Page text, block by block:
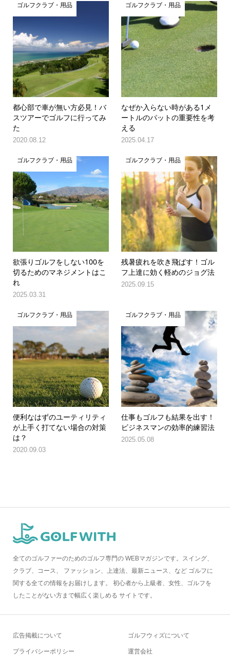
ゴルフクラブ・用品
都心部で車が無い方必見！バ
スツアーでゴルフに行ってみ
た
2020.08.12
ゴルフクラブ・用品
なぜか入らない時がある1メ
ートルのパットの重要性を考
える
2025.04.17
ゴルフクラブ・用品
欲張りゴルフをしない100を
切るためのマネジメントはこ
れ
2025.03.31
ゴルフクラブ・用品
残暑疲れを吹き飛ばす！ゴル
フ上達に効く軽めのジョグ法
2025.09.15
ゴルフクラブ・用品
便利なはずのユーティリティ
が上手く打てない場合の対策
は？
2020.09.03
ゴルフクラブ・用品
仕事もゴルフも結果を出す！
ビジネスマンの効率的練習法
2025.05.08
全てのゴルファーのためのゴルフ専門の WEBマガジンです。スイング、
クラブ、コース、 ファッション、上達法、最新ニュース、など ゴルフに
関する全ての情報をお届けします。 初心者から上級者、女性、ゴルフを
したことがない方まで幅広く楽しめる サイトです。
広告掲載について
プライバシーポリシー
ゴルフウィズについて
運営会社